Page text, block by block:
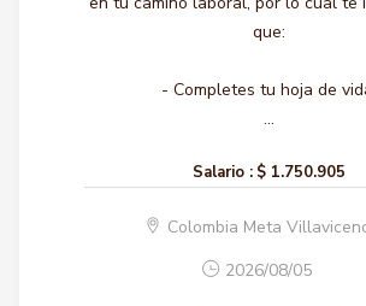
que:
- Completes tu hoja de
...
Salario : $ 1.750.905
Colombia Meta
2026/08/05